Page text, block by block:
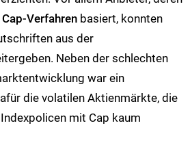
Cap-Verfahren basiert, konnten
aus der
Neben der schlechten
war ein
die volatilen Aktienmärkte, die
mit Cap kaum